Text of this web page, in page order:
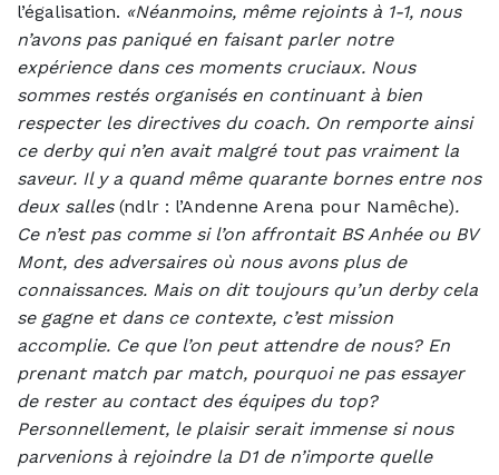
l’égalisation. «Néanmoins, même rejoints à 1-1, nous
n’avons pas paniqué en faisant parler notre
expérience dans ces moments cruciaux. Nous
sommes restés organisés en continuant à bien
respecter les directives du coach. On remporte ainsi
ce derby qui n’en avait malgré tout pas vraiment la
saveur. Il y a quand même quarante bornes entre nos
deux salles (ndlr : l’Andenne Arena pour Namêche).
Ce n’est pas comme si l’on affrontait BS Anhée ou BV
Mont, des adversaires où nous avons plus de
connaissances. Mais on dit toujours qu’un derby cela
se gagne et dans ce contexte, c’est mission
accomplie. Ce que l’on peut attendre de nous? En
prenant match par match, pourquoi ne pas essayer
de rester au contact des équipes du top?
Personnellement, le plaisir serait immense si nous
parvenions à rejoindre la D1 de n’importe quelle